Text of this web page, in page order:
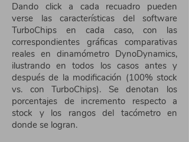
Dando click a cada recuadro pueden
verse las características del software
TurboChips en cada caso, con las
correspondientes gráficas comparativas
reales en dinamómetro DynoDynamics,
ilustrando en todos los casos antes y
después de la modificación (100% stock
vs. con TurboChips). Se denotan los
porcentajes de incremento respecto a
stock y los rangos del tacómetro en
donde se logran.